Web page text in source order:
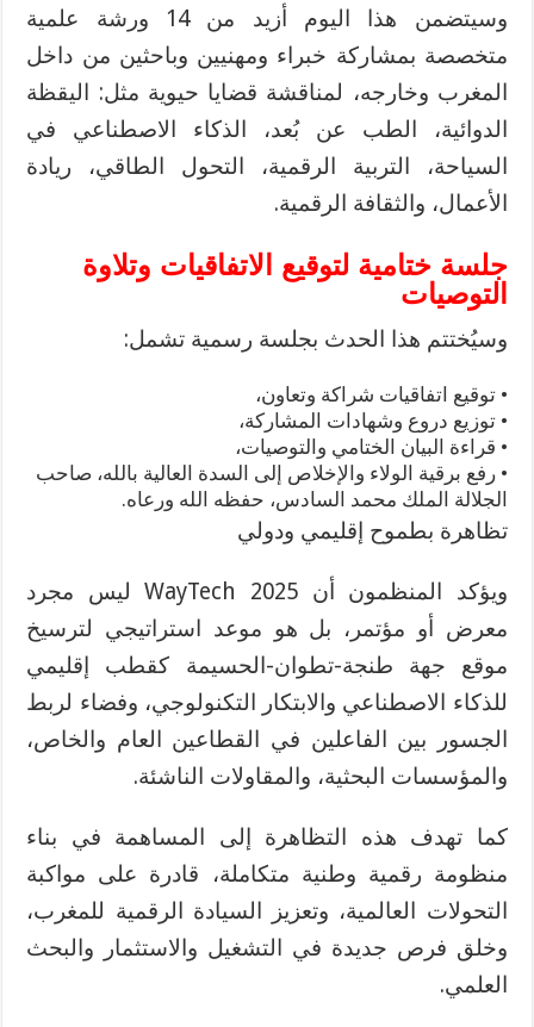
وسيتضمن هذا اليوم أزيد من 14 ورشة علمية
متخصصة بمشاركة خبراء ومهنيين وباحثين من داخل
المغرب وخارجه، لمناقشة قضايا حيوية مثل: اليقظة
الدوائية، الطب عن بُعد، الذكاء الاصطناعي في
السياحة، التربية الرقمية، التحول الطاقي، ريادة
الأعمال، والثقافة الرقمية.
جلسة ختامية لتوقيع الاتفاقيات وتلاوة
التوصيات
وسيُختتم هذا الحدث بجلسة رسمية تشمل:
•توقيع اتفاقيات شراكة وتعاون،
•توزيع دروع وشهادات المشاركة،
• قراءة البيان الختامي والتوصيات،
•رفع برقية الولاء والإخلاص إلى السدة العالية بالله، صاحب
الجلالة الملك محمد السادس، حفظه الله ورعاه.
تظاهرة بطموح إقليمي ودولي
ويؤكد المنظمون أن WayTech 2025
ليس مجرد
معرض أو مؤتمر، بل هو موعد استراتيجي لترسيخ
موقع جهة طنجة-تطوان-الحسيمة كقطب إقليمي
للذكاء الاصطناعي والابتكار التكنولوجي، وفضاء لربط
الجسور بين الفاعلين في القطاعين العام والخاص،
والمؤسسات البحثية، والمقاولات الناشئة.
كما تهدف هذه التظاهرة إلى المساهمة في بناء
منظومة رقمية وطنية متكاملة، قادرة على مواكبة
التحولات العالمية، وتعزيز السيادة الرقمية للمغرب،
وخلق فرص جديدة في التشغيل والاستثمار والبحث
العلمي.